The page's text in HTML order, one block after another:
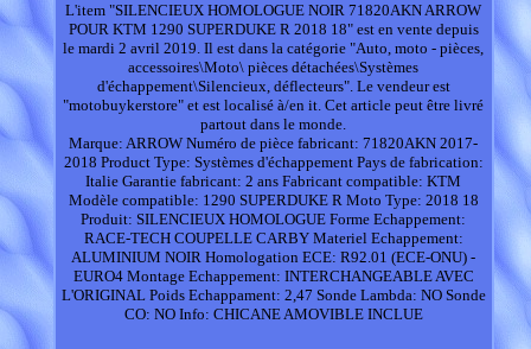
L'item "SILENCIEUX HOMOLOGUE NOIR 71820AKN ARROW
POUR KTM 1290 SUPERDUKE R 2018 18" est en vente depuis
le mardi 2 avril 2019. Il est dans la catégorie "Auto, moto - pièces,
accessoires\Moto\ pièces détachées\Systèmes
d'échappement\Silencieux, déflecteurs". Le vendeur est
"motobuykerstore" et est localisé à/en it. Cet article peut être livré
partout dans le monde.
Marque: ARROW Numéro de pièce fabricant: 71820AKN 2017-
2018 Product Type: Systèmes d'échappement Pays de fabrication:
Italie Garantie fabricant: 2 ans Fabricant compatible: KTM
Modèle compatible: 1290 SUPERDUKE R Moto Type: 2018 18
Produit: SILENCIEUX HOMOLOGUE Forme Echappement:
RACE-TECH COUPELLE CARBY Materiel Echappement:
ALUMINIUM NOIR Homologation ECE: R92.01 (ECE-ONU) -
EURO4 Montage Echappement: INTERCHANGEABLE AVEC
L'ORIGINAL Poids Echappament: 2,47 Sonde Lambda: NO Sonde
CO: NO Info: CHICANE AMOVIBLE INCLUE